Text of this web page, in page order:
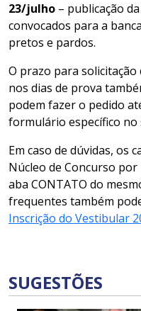
23/julho – publicação
convocados para a
pretos e pardos.
O prazo para
nos dias de prova
podem fazer o pedido
formulário específico no
Em caso de dúvidas, os
Núcleo de Concurso
aba CONTATO do
frequentes também
Inscrição do Vestibular
SUGESTÕES